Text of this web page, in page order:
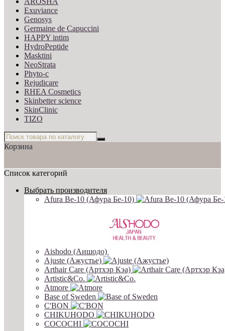
Exuviance
Genosys
Germaine de Capuccini
HAPPY intim
HydroPeptide
Masktini
NeoStrata
Phyto-c
Rejudicare
RHEA Cosmetics
Skinbetter science
SkinСlinic
TIZO
Корзина
Список категорий
Выбрать производителя
Afura Be-10 (Афура Бе-10)
Aishodo (Аишодо)
Ajuste (Ажустье)
Arthair Care (Артхэр Кэа)
Artistic&Co.
Atmore
Base of Sweden
C'BON
CHIKUHODO
COCOCHI